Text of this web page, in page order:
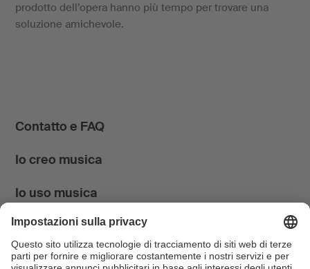
prodotto dell’opera hanno più tempo per trovare una
soluzione amichevole.
Contatto e FAQ
Io creo musica
Io uso musica
News & Agenda
FONDATION SUISA ↗